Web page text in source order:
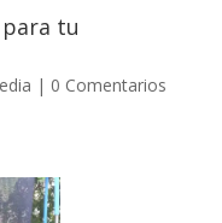
tu
| 0 Comentarios